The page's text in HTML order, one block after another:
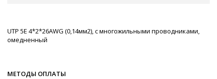
UTP 5E 4*2*26AWG (0,14мм2), с многожильными проводниками,
омедненный
МЕТОДЫ ОПЛАТЫ